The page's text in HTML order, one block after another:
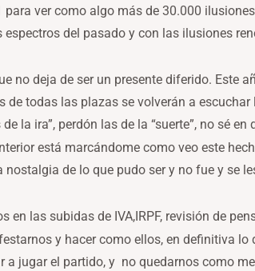
ver como algo más de 30.000
espectros del pasado y con las ilusiones
no deja de ser un presente diferido. Este
de todas las plazas se volverán a
la ira”, perdón las de la “suerte”, no sé en
está marcándome como veo este
de lo que pudo ser y no fue y se
en las subidas de IVA,IRPF, revisión de
y hacer como ellos, en definitiva
a jugar el partido, y no quedarnos como